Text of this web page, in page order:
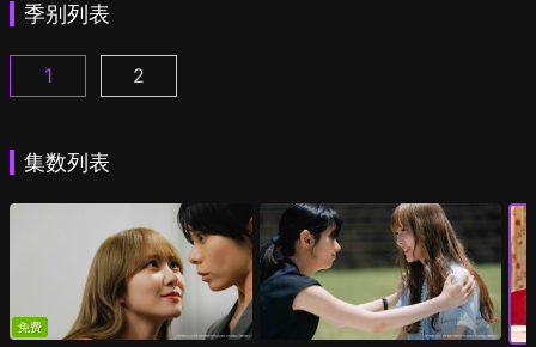
季别列表
彩香最爱弘子前辈 第1集
1 彩香最爱弘子前辈 第2季 第1集
2
集数列表
免费